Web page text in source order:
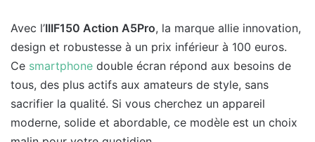
Avec l’IIIF150 Action A5Pro, la marque allie innovation,
design et robustesse à un prix inférieur à 100 euros.
Ce smartphone double écran répond aux besoins de
tous, des plus actifs aux amateurs de style, sans
sacrifier la qualité. Si vous cherchez un appareil
moderne, solide et abordable, ce modèle est un choix